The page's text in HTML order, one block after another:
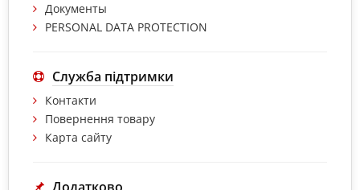
Документы
PERSONAL DATA PROTECTION
Служба підтримки
Контакти
Повернення товару
Карта сайту